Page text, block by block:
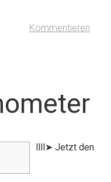
Kommentieren
llll➤ Jetzt den